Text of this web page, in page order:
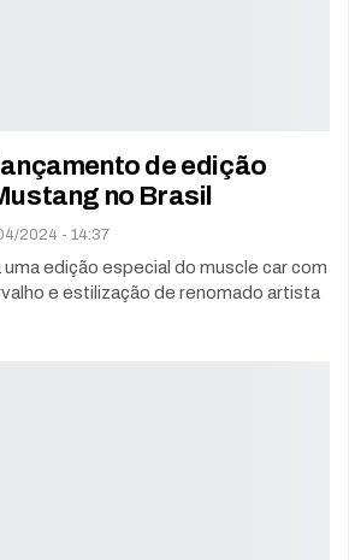
de edição
no Brasil
2024 - 14:37
edição especial do muscle car com
e estilização de renomado artista